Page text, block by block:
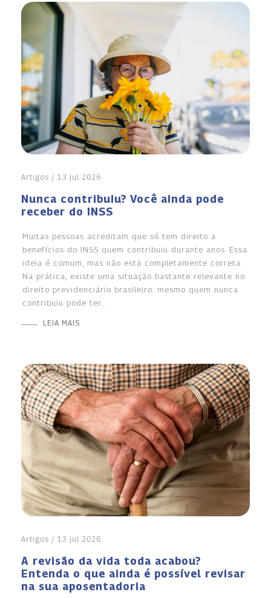
Artigos / 13 jul 2026
Nunca contribuiu? Você ainda pode
receber do INSS
Muitas pessoas acreditam que só tem direito a
benefícios do INSS quem contribuiu durante anos. Essa
ideia é comum, mas não está completamente correta.
Na prática, existe uma situação bastante relevante no
direito previdenciário brasileiro: mesmo quem nunca
contribuiu pode ter…
LEIA MAIS
Artigos / 13 jul 2026
A revisão da vida toda acabou?
Entenda o que ainda é possível revisar
na sua aposentadoria